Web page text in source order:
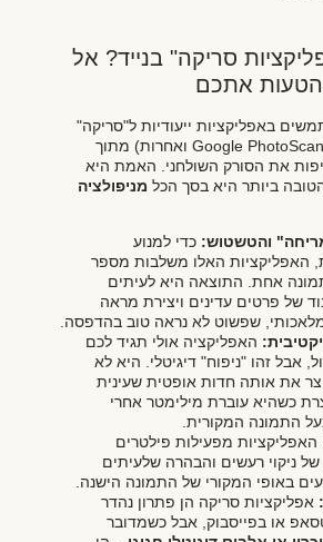
סריקה" בנייד? אל
אתכם
באפליקציות ייעודיות ל"סריקה"
בסמארטפון (כמו Google PhotoScan ואחרות) מתוך
את הסורק השולחני. האמת היא
ביותר היא בסך הכל מניפולציה
והטשטוש: כדי למנוע
האפליקציות האלו משלבות מספר
אחת. התוצאה היא לעיתים
של פרטים עדינים ויצירת מראה
שפשוט לא נראה טוב בהדפסה.
האפליקציה אולי תגיד לכם
אבל זהו "ניפוח" דיגיטלי. היא לא
את אותה חדות אופטית שעינית
כשהיא עוברת מילימטר אחרי
התמונה המקורית.
האפליקציות מפעילות פילטרים
של ניקוי רעשים והבהרה שלעיתים
באופי המקורי של התמונה הישנה.
אפליקציות סריקה הן פתרון נהדר
או בפייסבוק, אבל כשמדובר